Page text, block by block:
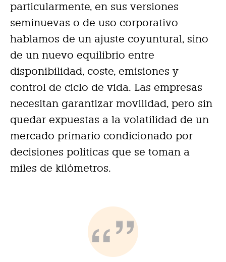
particularmente, en sus versiones
seminuevas o de uso corporativo
hablamos de un ajuste coyuntural, sino
de un nuevo equilibrio entre
disponibilidad, coste, emisiones y
control de ciclo de vida. Las empresas
necesitan garantizar movilidad, pero sin
quedar expuestas a la volatilidad de un
mercado primario condicionado por
decisiones políticas que se toman a
miles de kilómetros.